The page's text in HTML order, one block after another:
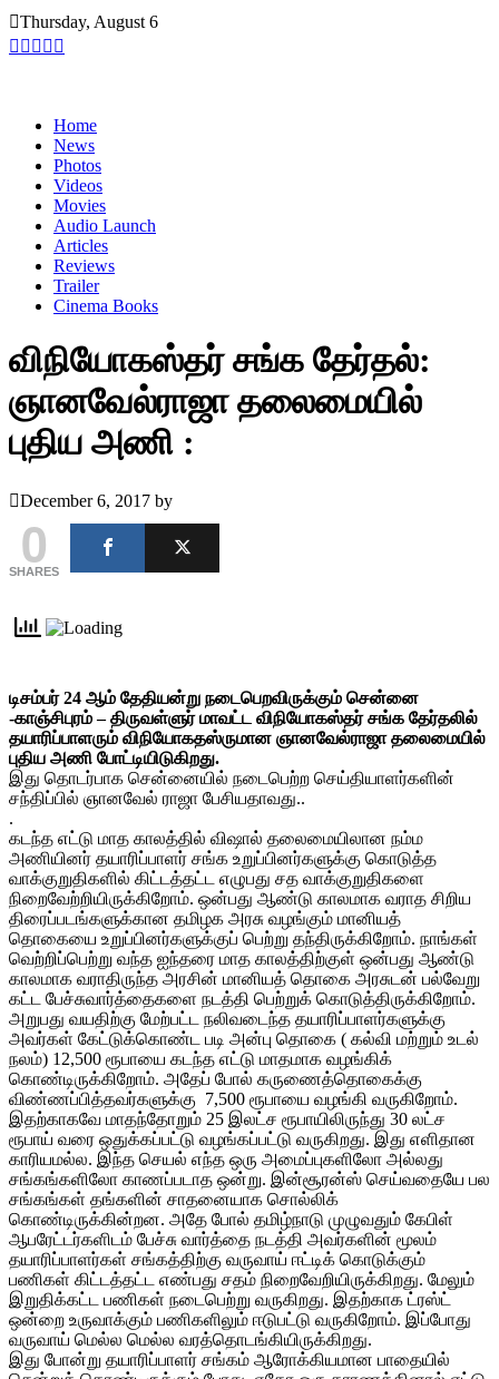
Skip
to
content
Thursday, August 6
Home
News
Photos
Videos
Movies
Audio Launch
Articles
Reviews
Trailer
Cinema Books
விநியோகஸ்தர் சங்க தேர்தல்:
ஞானவேல்ராஜா தலைமையில்
புதிய அணி :
December 6, 2017 by
0
SHARES
டிசம்பர் 24 ஆம் தேதியன்று நடைபெறவிருக்கும் சென்னை
-காஞ்சிபுரம் – திருவள்ளுர் மாவட்ட விநியோகஸ்தர் சங்க தேர்தலில்
தயாரிப்பாளரும் விநியோகதஸ்ருமான ஞானவேல்ராஜா தலைமையில்
புதிய அணி போட்டியிடுகிறது.
இது தொடர்பாக சென்னையில் நடைபெற்ற செய்தியாளர்களின்
சந்திப்பில் ஞானவேல் ராஜா பேசியதாவது..
.
கடந்த எட்டு மாத காலத்தில் விஷால் தலைமையிலான நம்ம
அணியினர் தயாரிப்பாளர் சங்க உறுப்பினர்களுக்கு கொடுத்த
வாக்குறுதிகளில் கிட்டத்தட்ட எழுபது சத வாக்குறுதிகளை
நிறைவேற்றியிருக்கிறோம். ஒன்பது ஆண்டு காலமாக வராத சிறிய
திரைப்படங்களுக்கான தமிழக அரசு வழங்கும் மானியத்
தொகையை உறுப்பினர்களுக்குப் பெற்று தந்திருக்கிறோம். நாங்கள்
வெற்றிப்பெற்று வந்த ஐந்தரை மாத காலத்திற்குள் ஒன்பது ஆண்டு
காலமாக வராதிருந்த அரசின் மானியத் தொகை அரசுடன் பல்வேறு
கட்ட பேச்சுவார்த்தைகளை நடத்தி பெற்றுக் கொடுத்திருக்கிறோம்.
அறுபது வயதிற்கு மேற்பட்ட நலிவடைந்த தயாரிப்பாளர்களுக்கு
அவர்கள் கேட்டுக்கொண்ட படி அன்பு தொகை ( கல்வி மற்றும் உடல்
நலம்) 12,500 ரூபாயை கடந்த எட்டு மாதமாக வழங்கிக்
கொண்டிருக்கிறோம். அதேப் போல் கருணைத்தொகைக்கு
விண்ணப்பித்தவர்களுக்கு 7,500 ரூபாயை வழங்கி வருகிறோம்.
இதற்காகவே மாதந்தோறும் 25 இலட்ச ரூபாயிலிருந்து 30 லட்ச
ரூபாய் வரை ஒதுக்கப்பட்டு வழங்கப்பட்டு வருகிறது. இது எளிதான
காரியமல்ல. இந்த செயல் எந்த ஒரு அமைப்புகளிலோ அல்லது
சங்கங்களிலோ காணப்படாத ஒன்று. இன்சூரன்ஸ் செய்வதையே பல
சங்கங்கள் தங்களின் சாதனையாக சொல்லிக்
கொண்டிருக்கின்றன. அதே போல் தமிழ்நாடு முழுவதும் கேபிள்
ஆபரேட்டர்களிடம் பேச்சு வார்த்தை நடத்தி அவர்களின் மூலம்
தயாரிப்பாளர்கள் சங்கத்திற்கு வருவாய் ஈட்டிக் கொடுக்கும்
பணிகள் கிட்டத்தட்ட எண்பது சதம் நிறைவேறியிருக்கிறது. மேலும்
இறுதிக்கட்ட பணிகள் நடைபெற்று வருகிறது. இதற்காக ட்ரஸ்ட்
ஒன்றை உருவாக்கும் பணிகளிலும் ஈடுபட்டு வருகிறோம். இப்போது
வருவாய் மெல்ல மெல்ல வரத்தொடங்கியிருக்கிறது.
இது போன்று தயாரிப்பாளர் சங்கம் ஆரோக்கியமான பாதையில்